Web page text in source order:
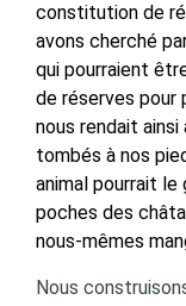
constitution de
avons cherché
qui pourraient
de réserves pour
nous rendait
tombés à nos
animal pourrait le
poches des
nous-mêmes
Nous